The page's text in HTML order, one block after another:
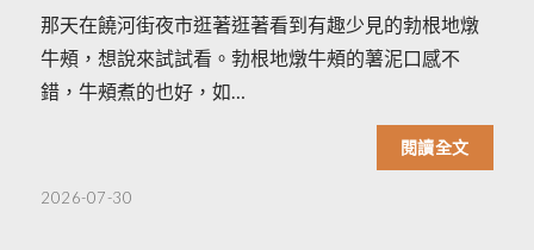
那天在饒河街夜市逛著逛著看到有趣少見的勃根地燉
牛頰，想說來試試看。勃根地燉牛頰的薯泥口感不
錯，牛頰煮的也好，如…
閱讀全文
2026-07-30